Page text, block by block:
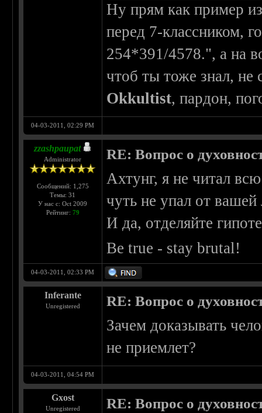
Ну прям как пример
перед 7-классником,
254*391/4578.", а на
чтоб ты тоже знал, не
Okkultist, пардон,
04-03-2011, 02:29 PM
zzashpaupat
Administrator
Сообщений: 1,275
Темы: 31
У нас с: Oct 2009
Рейтинг: 79
RE: Вопрос о
Ахтунг, я не читал
чуть не упал от вашей
И да, отделяйте
Be true - stay brutal!
04-03-2011, 02:33 PM
Inferante
Unregistered RE: Вопрос о
Зачем доказывать
не приемлет?
04-03-2011, 04:54 PM
Gxost
Unregistered RE: Вопрос о